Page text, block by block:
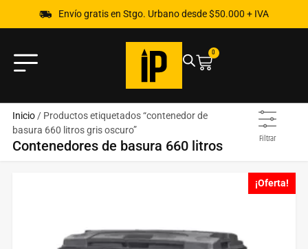
Envío gratis en Stgo. Urbano desde $50.000 + IVA
0
Inicio/ Productos etiquetados “contenedor de
basura 660 litros gris oscuro”
Contenedores de basura 660 litros Filtrar
¡Oferta!